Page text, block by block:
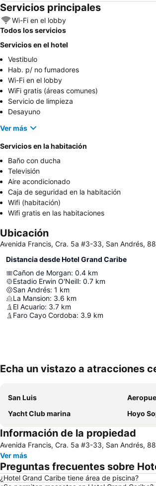
Servicios principales
Wi-Fi en el lobby
Todos los servicios
Servicios en el hotel
Vestibulo
Hab. p/ no fumadores
Wi-Fi en el lobby
WiFi gratis (áreas comunes)
Servicio de limpieza
Desayuno
Ver más
Servicios en la habitación
Baño con ducha
Televisión
Aire acondicionado
Caja de seguridad en la habitación
Wifi (habitación)
Wifi gratis en las habitaciones
Ubicación
Avenida Francis, Cra. 5a #3-33, San Andrés,
Distancia desde Hotel Grand Caribe
Cañon de Morgan: 0.4 km
Estadio Erwin O'Neill: 0.7 km
San Andrés: 1 km
La Mansion: 3.6 km
El Acuario: 3.7 km
Faro Cayo Cordoba: 3.9 km
Echa un vistazo a atracciones
San Luis
Yacht Club marina
Hoyo
Información de la propiedad
Avenida Francis, Cra. 5a #3-33, San Andrés,
Ver más
Preguntas frecuentes sobre
¿Hotel Grand Caribe tiene área de piscina?